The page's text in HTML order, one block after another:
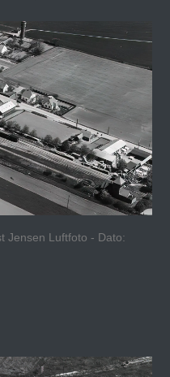
Jensen Luftfoto - Dato: